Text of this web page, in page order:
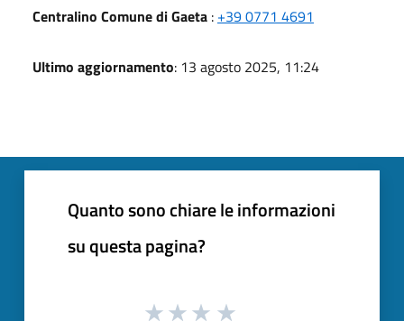
Centralino Comune di Gaeta : +39 0771 4691
Ultimo aggiornamento: 13 agosto 2025, 11:24
Quanto sono chiare le informazioni
su questa pagina?